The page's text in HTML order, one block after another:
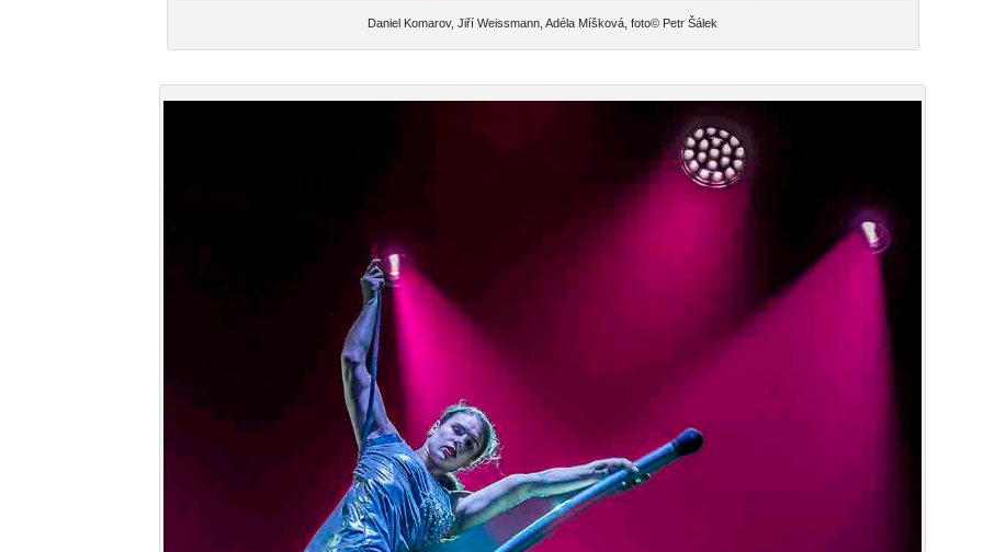
Daniel Komarov, Jiří Weissmann, Adéla Míšková, foto© Petr Šálek